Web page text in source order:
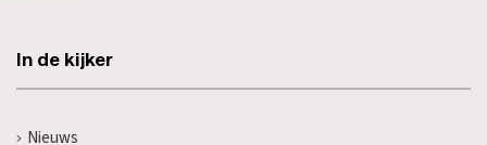
In de kijker
Nieuws